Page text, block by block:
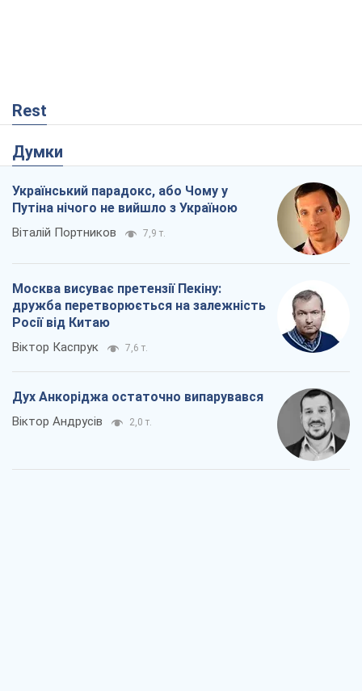
Rest
Думки
Український парадокс, або Чому у
Путіна нічого не вийшло з Україною
Віталій Портников 7,9 т.
Москва висуває претензії Пекіну:
дружба перетворюється на залежність
Росії від Китаю
Віктор Каспрук 7,6 т.
Дух Анкоріджа остаточно випарувався
Віктор Андрусів 2,0 т.